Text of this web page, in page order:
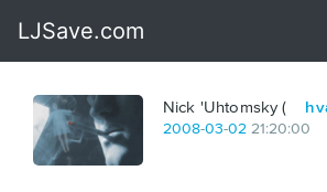
Nick 'Uhtomsky (
2008-03-02 21:20:00